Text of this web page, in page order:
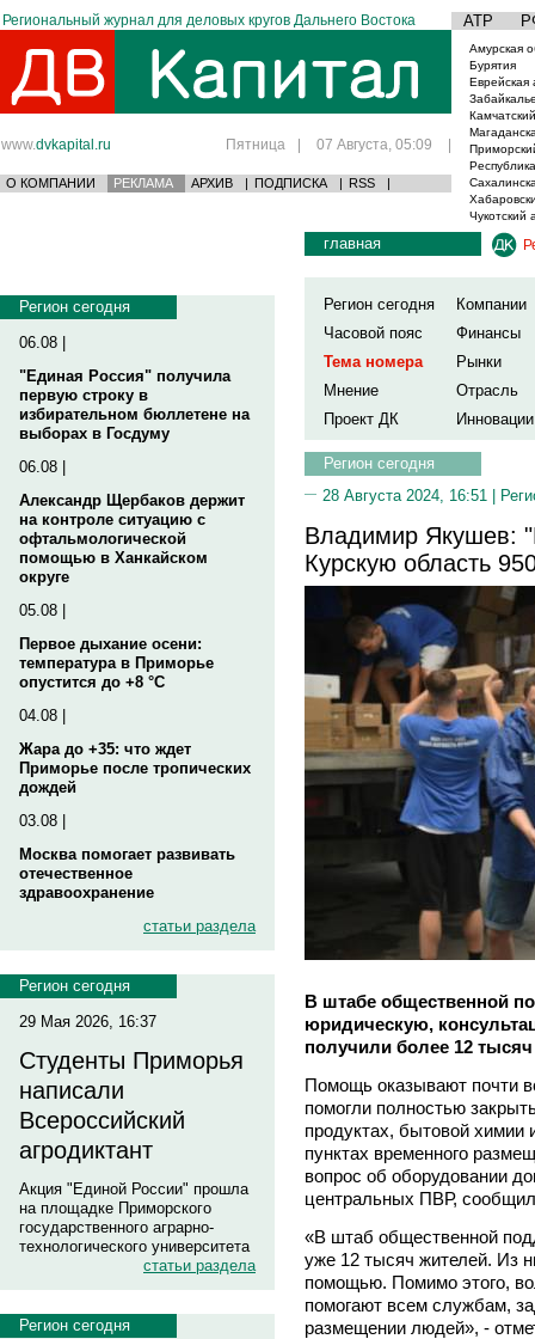
Региональный журнал для деловых кругов Дальнего Востока АТР
www.dvkapital.ru Пятница | 07 Августа, 05:09 |
О КОМПАНИИ РЕКЛАМА АРХИВ | ПОДПИСКА | RSS |
Амурская
Бурятия
Еврейская
Чукотский
Регион сегодня
06.08 |
"Единая Россия" получила
первую строку в
избирательном бюллетене на
выборах в Госдуму
06.08 |
Александр Щербаков держит
на контроле ситуацию с
офтальмологической
помощью в Ханкайском
округе
05.08 |
Первое дыхание осени:
температура в Приморье
опустится до +8 °C
04.08 |
Жара до +35: что ждет
Приморье после тропических
дождей
03.08 |
Москва помогает развивать
отечественное
здравоохранение
статьи раздела
Регион сегодня
29 Мая 2026, 16:37
Студенты Приморья
написали
Всероссийский
агродиктант
Акция "Единой России" прошла
на площадке Приморского
государственного аграрно-
технологического университета
статьи раздела
Регион сегодня
главная
Регион сегодня
Компании
Часовой пояс
Финансы
Тема номера
Рынки
Мнение
Отрасль
Проект ДК
Инновации
Регион сегодня
28 Августа 2024, 16:51 |
Владимир Якушев:
Курскую область
В штабе общественной
юридическую,
получили более 12
Помощь оказывают почти
помогли полностью
продуктах, бытовой химии
пунктах временного
вопрос об оборудовании
центральных ПВР, сообщил
«В штаб общественной
уже 12 тысяч жителей. Из
помощью. Помимо этого,
помогают всем службам,
размещении людей», -